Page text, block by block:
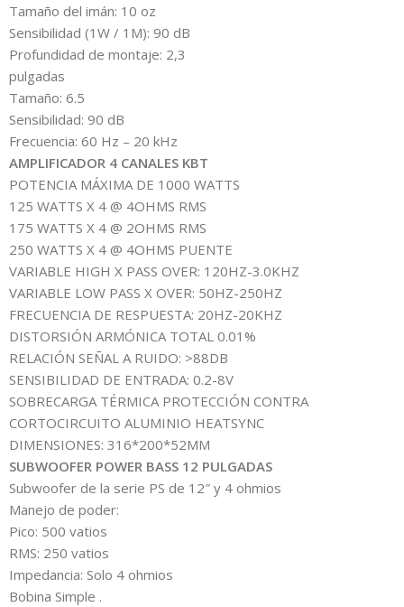
Tamaño del imán: 10 oz
Sensibilidad (1W / 1M): 90 dB
Profundidad de montaje: 2,3
pulgadas
Tamaño: 6.5
Sensibilidad: 90 dB
Frecuencia: 60 Hz – 20 kHz
AMPLIFICADOR 4 CANALES KBT
POTENCIA MÁXIMA DE 1000 WATTS
125 WATTS X 4 @ 4OHMS RMS
175 WATTS X 4 @ 2OHMS RMS
250 WATTS X 4 @ 4OHMS PUENTE
VARIABLE HIGH X PASS OVER: 120HZ-3.0KHZ
VARIABLE LOW PASS X OVER: 50HZ-250HZ
FRECUENCIA DE RESPUESTA: 20HZ-20KHZ
DISTORSIÓN ARMÓNICA TOTAL 0.01%
RELACIÓN SEÑAL A RUIDO: >88DB
SENSIBILIDAD DE ENTRADA: 0.2-8V
SOBRECARGA TÉRMICA PROTECCIÓN CONTRA
CORTOCIRCUITO ALUMINIO HEATSYNC
DIMENSIONES: 316*200*52MM
SUBWOOFER POWER BASS 12 PULGADAS
Subwoofer de la serie PS de 12″ y 4 ohmios
Manejo de poder:
Pico: 500 vatios
RMS: 250 vatios
Impedancia: Solo 4 ohmios
Bobina Simple .